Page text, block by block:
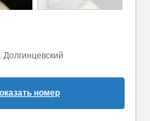
номер